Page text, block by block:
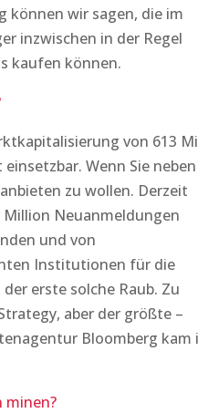
können wir sagen, die im
inzwischen in der Regel
kaufen können.
von 613
Wenn Sie neben
zu wollen. Derzeit
Million Neuanmeldungen
und von
Institutionen für die
erste solche Raub. Zu
aber der größte –
Bloomberg kam
minen?